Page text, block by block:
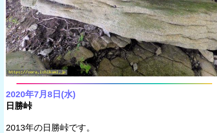
2020年7月8日(水)
日勝峠
2013年の日勝峠です。